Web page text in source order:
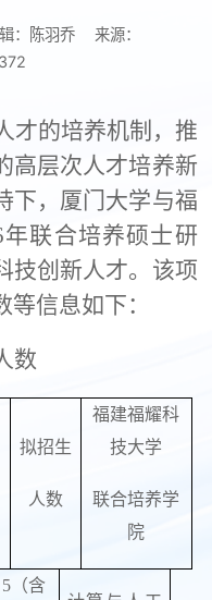
：陈羽乔
来源：
才的培养机制，推
高层次人才培养新
下，厦门大学与福
年联合培养硕士研
技创新人才。该项
信息如下：
数
拟招生
人数
福建福耀科
技大学
联合培养学
院
5（含